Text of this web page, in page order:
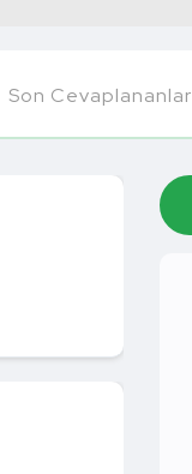
Son Cevaplananlar